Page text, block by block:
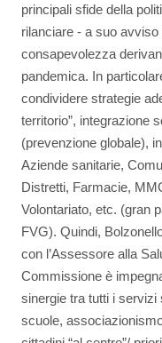
principali sfide della
rilanciare - a suo
consapevolezza
pandemica. In
condividere strategie
territorio”, integrazione
(prevenzione globale),
Aziende sanitarie,
Distretti, Farmacie,
Volontariato, etc. (gran
FVG). Quindi,
con l’Assessore alla
Commissione è
sinergie tra tutti i servizi
scuole,